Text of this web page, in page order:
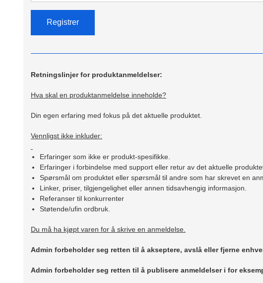
Retningslinjer for produktanmeldelser:
Hva skal en produktanmeldelse inneholde?
Din egen erfaring med fokus på det aktuelle produktet.
Vennligst ikke inkluder:
Erfaringer som ikke er produkt-spesifikke.
Erfaringer i forbindelse med support eller retur av det aktuelle
Spørsmål om produktet eller spørsmål til andre som har skrevet en
Linker, priser, tilgjengelighet eller annen tidsavhengig informasjon.
Referanser til konkurrenter
Støtende/ufin ordbruk.
Du må ha kjøpt varen for å skrive en anmeldelse.
Admin forbeholder seg retten til å akseptere, avslå eller fjerne
Admin forbeholder seg retten til å publisere anmeldelser i for